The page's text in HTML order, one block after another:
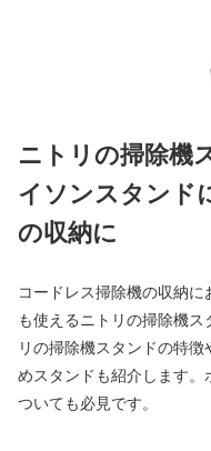
ニトリの掃除機
イソンスタンド
の収納に
コードレス掃除機の収納
も使えるニトリの掃除機
リの掃除機スタンドの特
めスタンドも紹介します
ついても必見です。